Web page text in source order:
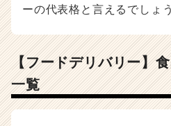
ーの代表格と言えるでしょう
【フードデリバリー】
一覧